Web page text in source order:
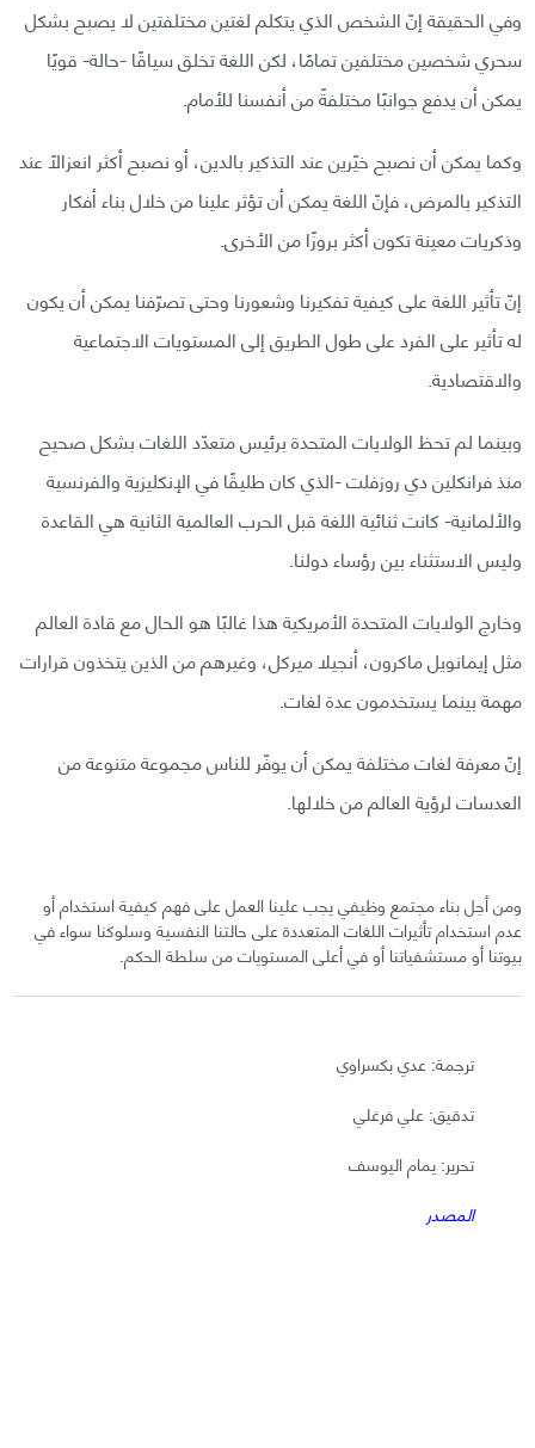
وفي الحقيقة إنّ الشخص الذي يتكلم لغتين مختلفتين لا يصبح بشكل
سحري شخصين مختلفين تمامًا، لكن اللغة تخلق سياقًا -حالة- قويًا
يمكن أن يدفع جوانبًا مختلفةً من أنفسنا للأمام.
وكما يمكن أن نصبح خيّرين عند التذكير بالدين، أو نصبح أكثر انعزالًا عند
التذكير بالمرض، فإنّ اللغة يمكن أن تؤثر علينا من خلال بناء أفكار
وذكريات معينة تكون أكثر بروزًا من الأخرى.
إنّ تأثير اللغة على كيفية تفكيرنا وشعورنا وحتى تصرّفنا يمكن أن يكون
له تأثير على الفرد على طول الطريق إلى المستويات الاجتماعية
والاقتصادية.
وبينما لم تحظ الولايات المتحدة برئيس متعدّد اللغات بشكل صحيح
منذ فرانكلين دي روزفلت -الذي كان طليقًا في الإنكليزية والفرنسية
والألمانية- كانت ثنائية اللغة قبل الحرب العالمية الثانية هي القاعدة
وليس الاستثناء بين رؤساء دولنا.
وخارج الولايات المتحدة الأمريكية هذا غالبًا هو الحال مع قادة العالم
مثل إيمانويل ماكرون، أنجيلا ميركل، وغيرهم من الذين يتخذون قرارات
مهمة بينما يستخدمون عدة لغات.
إنّ معرفة لغات مختلفة يمكن أن يوفّر للناس مجموعة متنوعة من
العدسات لرؤية العالم من خلالها.
ومن أجل بناء مجتمع وظيفي يجب علينا العمل على فهم كيفية استخدام أو
عدم استخدام تأثيرات اللغات المتعددة على حالتنا النفسية وسلوكنا سواء في
بيوتنا أو مستشفياتنا أو في أعلى المستويات من سلطة الحكم.
ترجمة: عدي بكسراوي
تدقيق: علي فرغلي
تحرير: يمام اليوسف
المصدر